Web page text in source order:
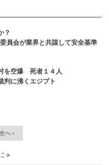
？
員会が業界と共謀して安全基準
を空爆 死者１４人
判に沸くエジプト
次へ ›